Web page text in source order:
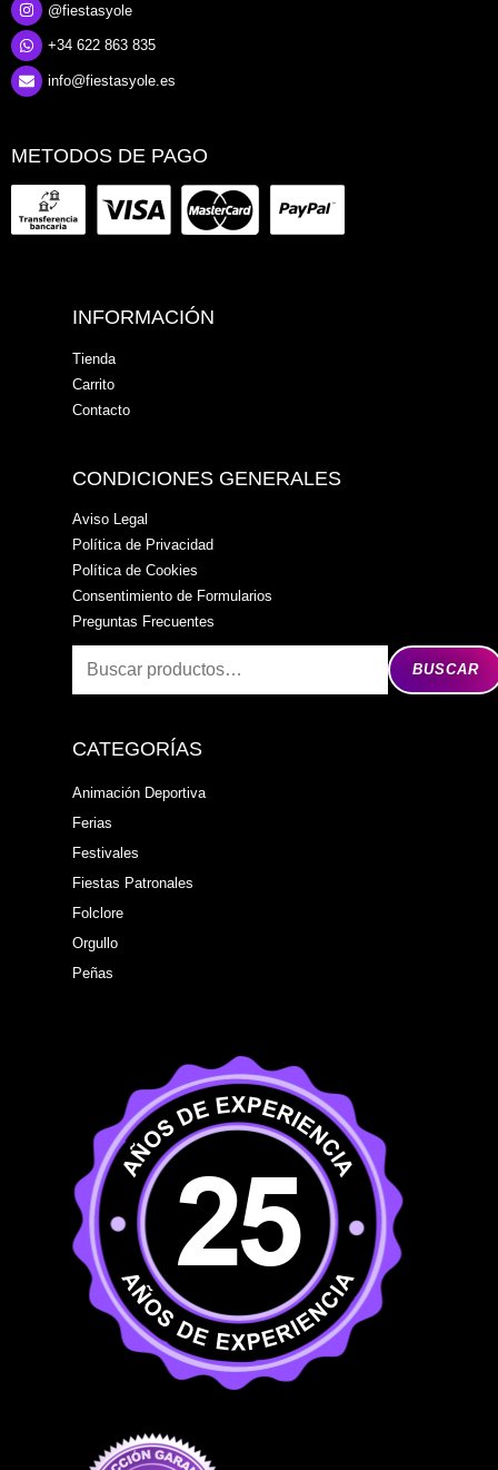
@fiestasyole
+34 622 863 835
info@fiestasyole.es
METODOS DE PAGO
INFORMACIÓN
Tienda
Carrito
Contacto
CONDICIONES GENERALES
Aviso Legal
Política de Privacidad
Política de Cookies
Consentimiento de Formularios
Preguntas Frecuentes
BUSCAR
CATEGORÍAS
Animación Deportiva
Ferias
Festivales
Fiestas Patronales
Folclore
Orgullo
Peñas